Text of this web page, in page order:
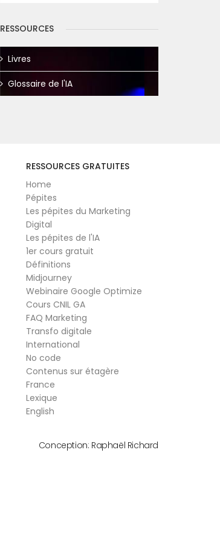
RESSOURCES
Livres
Glossaire de l'IA
RESSOURCES GRATUITES
Home
Pépites
Les pépites du Marketing
Digital
Les pépites de l'IA
1er cours gratuit
Définitions
Midjourney
Webinaire Google Optimize
Cours CNIL GA
FAQ Marketing
Transfo digitale
International
No code
Contenus sur étagère
France
Lexique
English
Conception: Raphaël Richard